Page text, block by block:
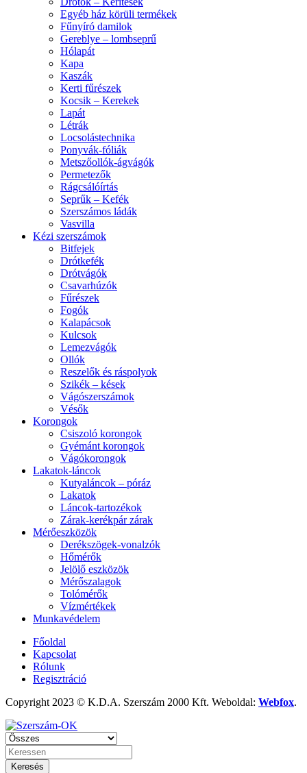
Egyéb ház körüli termékek
Fűnyíró damilok
Gereblye – lombseprű
Hólapát
Kapa
Kaszák
Kerti fűrészek
Kocsik – Kerekek
Lapát
Létrák
Locsolástechnika
Ponyvák-fóliák
Metszőollók-ágvágók
Permetezők
Rágcsálóírtás
Seprűk – Kefék
Szerszámos ládák
Vasvilla
Kézi szerszámok
Bitfejek
Drótkefék
Drótvágók
Csavarhúzók
Fűrészek
Fogók
Kalapácsok
Kulcsok
Lemezvágók
Ollók
Reszelők és ráspolyok
Szikék – kések
Vágószerszámok
Vésők
Korongok
Csiszoló korongok
Gyémánt korongok
Vágókorongok
Lakatok-láncok
Kutyaláncok – póráz
Lakatok
Láncok-tartozékok
Zárak-kerékpár zárak
Mérőeszközök
Derékszögek-vonalzók
Hőmérők
Jelölő eszközök
Mérőszalagok
Tolómérők
Vízmértékek
Munkavédelem
Főoldal
Kapcsolat
Rólunk
Regisztráció
Copyright 2023 © K.D.A. Szerszám 2000 Kft. Weboldal: Webfox.
Keresés